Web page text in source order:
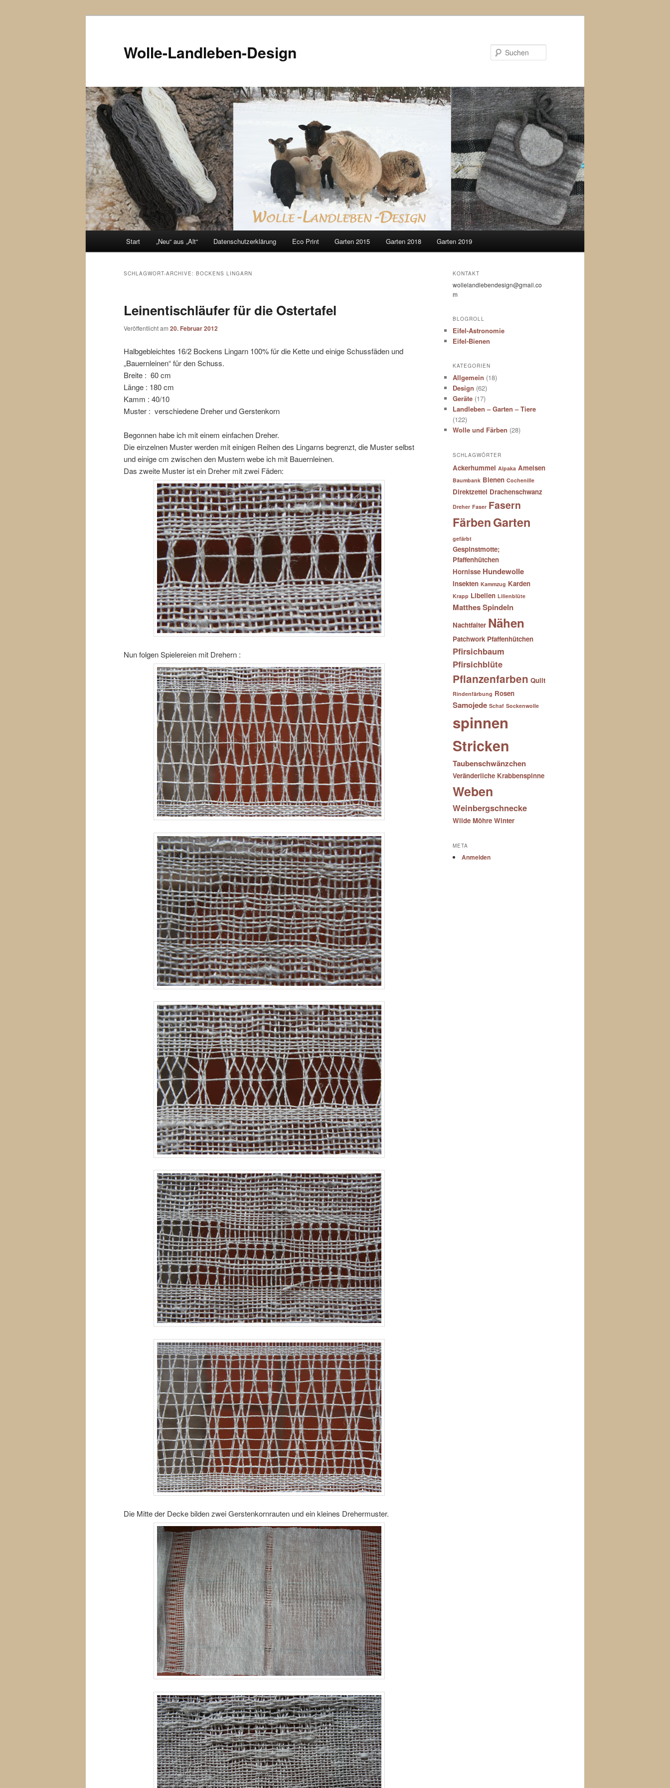
Wolle-Landleben-Design
Zum
Zum
wechseln
Start „Neu“ aus „Alt“ Datenschutzerklärung Eco Print Garten 2015 Garten 2018 Garten 2019
SCHLAGWORT-ARCHIVE: BOCKENS LINGARN
Leinentischläufer für die Ostertafel
Veröffentlicht am 20. Februar 2012
Halbgebleichtes 16/2 Bockens Lingarn 100% für die Kette und einige Schussfäden und
„Bauernleinen“ für den Schuss.
Breite : 60 cm
Länge : 180 cm
Kamm : 40/10
Muster : verschiedene Dreher und Gerstenkorn
Begonnen habe ich mit einem einfachen Dreher.
Die einzelnen Muster werden mit einigen Reihen des Lingarns begrenzt, die Muster selbst
und einige cm zwischen den Mustern webe ich mit Bauernleinen.
Das zweite Muster ist ein Dreher mit zwei Fäden:
Nun folgen Spielereien mit Drehern :
Die Mitte der Decke bilden zwei Gerstenkornrauten und ein kleines Drehermuster.
KONTAKT
wollelandlebendesign@gmail.co
m
BLOGROLL
Eifel-Astronomie
Eifel-Bienen
KATEGORIEN
Allgemein (18)
Design (62)
Geräte (17)
Landleben – Garten – Tiere
(122)
Wolle und Färben (28)
SCHLAGWÖRTER
Ackerhummel Alpaka Ameisen
Baumbank Bienen Cochenille
Direktzettel Drachenschwanz
Dreher Faser Fasern
FärbenGarten
gefärbt
Gespinstmotte;
Pfaffenhütchen
Hornisse Hundewolle
Insekten Kammzug Karden
Krapp Libellen Lilienblüte
Matthes Spindeln
Nachtfalter Nähen
Patchwork Pfaffenhütchen
Pfirsichbaum
Pfirsichblüte
Pflanzenfarben Quilt
Rindenfärbung Rosen
Samojede Schaf Sockenwolle
spinnen
Stricken
Taubenschwänzchen
Veränderliche Krabbenspinne
Weben
Weinbergschnecke
Wilde Möhre Winter
META
Anmelden